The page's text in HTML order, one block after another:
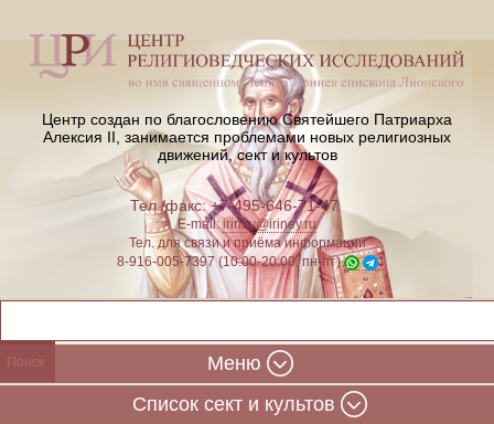
Центр создан по благословению Святейшего Патриарха
Алексия II, занимается проблемами новых религиозных
движений, сект и культов
Тел./факс: +7-495-646-71-47
E-mail:iriney@iriney.ru
Тел. для связи и приёма информации
8-916-005-7397 (10:00-20:00, пн-пт)
Меню
Cписок сект и культов